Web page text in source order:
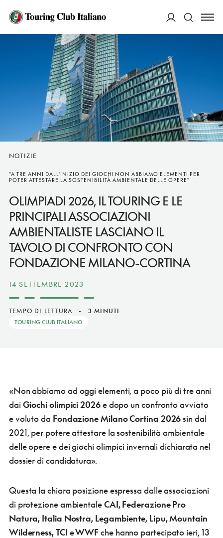
NOTIZIE
"A TRE ANNI DALL'INIZIO DEI GIOCHI NON ABBIAMO ELEMENTI PER
POTER ATTESTARE LA SOSTENIBILITÀ AMBIENTALE DELLE OPERE"
OLIMPIADI 2026, IL TOURING E LE
PRINCIPALI ASSOCIAZIONI
AMBIENTALISTE LASCIANO IL
TAVOLO DI CONFRONTO CON
FONDAZIONE MILANO-CORTINA
14 SETTEMBRE 2023
TEMPO DI LETTURA - 3 MINUTI
TOURING CLUB ITALIANO
«Non abbiamo ad oggi elementi, a poco più di tre anni
daiGiochi olimpici 2026e dopo un confronto avviato
e voluto da Fondazione Milano Cortina 2026sin dal
2021, per potere attestare la sostenibilità ambientale
delle opere e dei giochi olimpici invernali dichiarata nel
dossier di candidatura».
Questa la chiara posizione espressa dalle associazioni
di protezione ambientaleCAI, Federazione Pro
Natura, Italia Nostra, Legambiente, Lipu, Mountain
Wilderness, TCI eWWF che hanno partecipato ieri, 13